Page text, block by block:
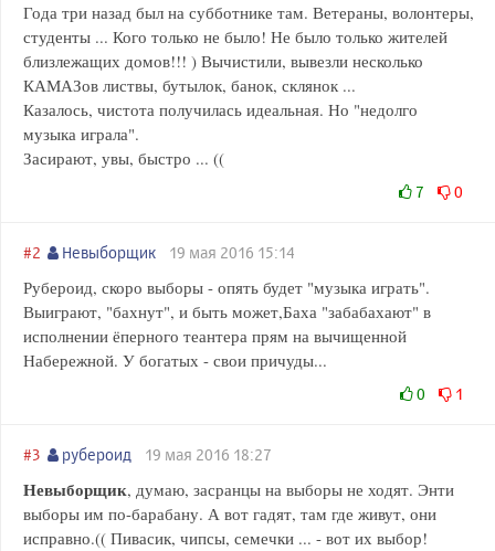
Года три назад был на субботнике там. Ветераны, волонтеры,
студенты ... Кого только не было! Не было только жителей
близлежащих домов!!! ) Вычистили, вывезли несколько
КАМАЗов листвы, бутылок, банок, склянок ...
Казалось, чистота получилась идеальная. Но "недолго
музыка играла".
Засирают, увы, быстро ... ((
7 0
#2 Невыборщик 19 мая 2016 15:14
Рубероид, скоро выборы - опять будет "музыка играть".
Выиграют, "бахнут", и быть может,Баха "забабахают" в
исполнении ёперного теантера прям на вычищенной
Набережной. У богатых - свои причуды...
0 1
#3 рубероид 19 мая 2016 18:27
Невыборщик, думаю, засранцы на выборы не ходят. Энти
выборы им по-барабану. А вот гадят, там где живут, они
исправно.(( Пивасик, чипсы, семечки ... - вот их выбор!